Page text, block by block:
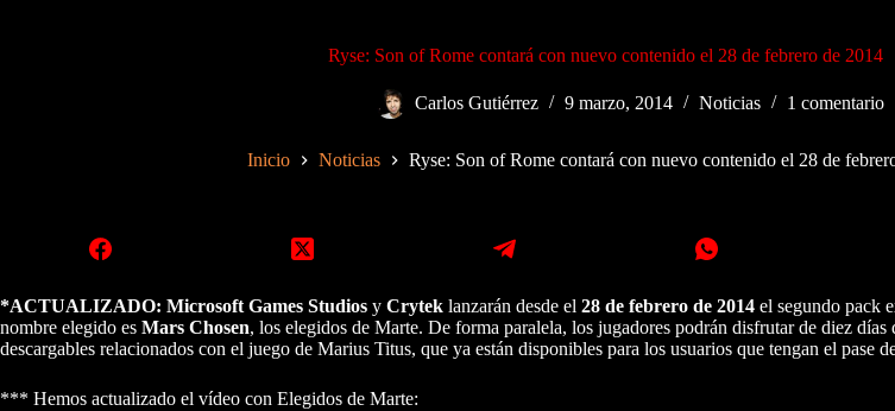
Ryse: Son of Rome contará con nuevo contenido el 28 de febrero de 2014
Carlos Gutiérrez 9 marzo, 2014 Noticias 1 comentario
Inicio Noticias Ryse: Son of Rome contará con nuevo contenido el 28 de
*ACTUALIZADO: Microsoft Games Studios y Crytek lanzarán desde el 28 de febrero de 2014 el segundo pack
nombre elegido es Mars Chosen, los elegidos de Marte. De forma paralela, los jugadores podrán disfrutar de diez días
descargables relacionados con el juego de Marius Titus, que ya están disponibles para los usuarios que tengan el pase
*** Hemos actualizado el vídeo con Elegidos de Marte: